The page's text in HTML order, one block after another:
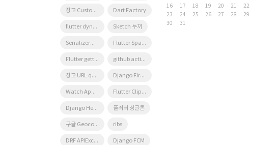
장고 Custom Management Command Dart Factory
flutter dynamic link Sketch 누끼
SerializerMethodField Flutter Spacer
Flutter getter setter github actions
장고 URL querystring Django Firebase Cloud Messaging
Watch App for iOS App vs Watch App Flutter Clipboard
Django Heroku Scheduler 플러터 싱글톤
구글 Geocoding API ribs
DRF APIException Django FCM
16
17 18 19 20 21
22
23
24 25 26 27 28
29
30
31